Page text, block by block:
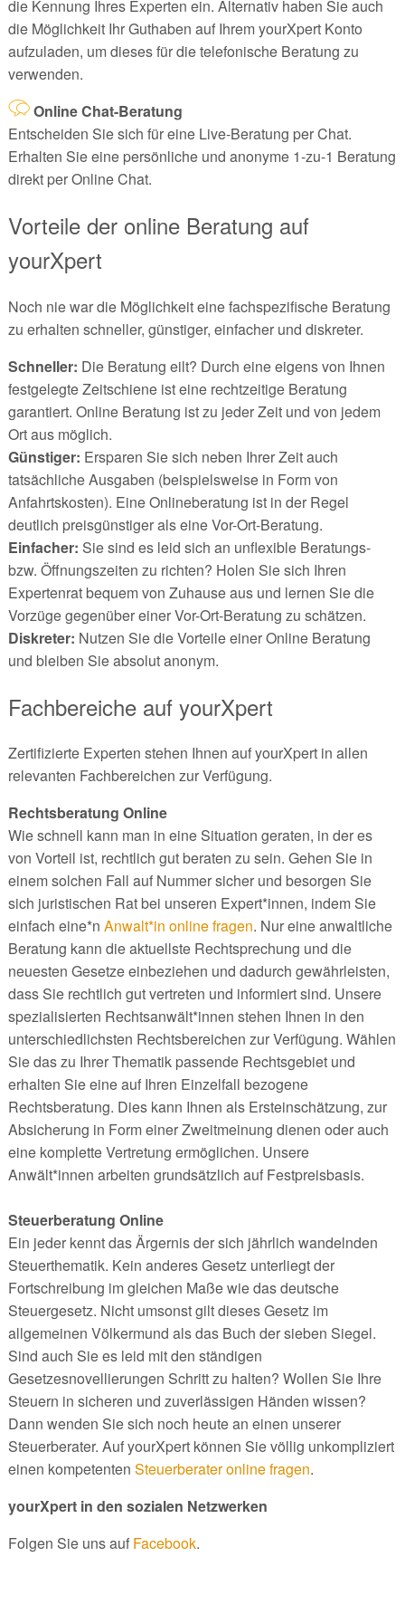
die Kennung Ihres Experten ein. Alternativ haben Sie auch
die Möglichkeit Ihr Guthaben auf Ihrem yourXpert Konto
aufzuladen, um dieses für die telefonische Beratung zu
verwenden.
Online Chat-Beratung
Entscheiden Sie sich für eine Live-Beratung per Chat.
Erhalten Sie eine persönliche und anonyme 1-zu-1 Beratung
direkt per Online Chat.
Vorteile der online Beratung auf
yourXpert
Noch nie war die Möglichkeit eine fachspezifische Beratung
zu erhalten schneller, günstiger, einfacher und diskreter.
Schneller: Die Beratung eilt? Durch eine eigens von Ihnen
festgelegte Zeitschiene ist eine rechtzeitige Beratung
garantiert. Online Beratung ist zu jeder Zeit und von jedem
Ort aus möglich.
Günstiger: Ersparen Sie sich neben Ihrer Zeit auch
tatsächliche Ausgaben (beispielsweise in Form von
Anfahrtskosten). Eine Onlineberatung ist in der Regel
deutlich preisgünstiger als eine Vor-Ort-Beratung.
Einfacher: Sie sind es leid sich an unflexible Beratungs-
bzw. Öffnungszeiten zu richten? Holen Sie sich Ihren
Expertenrat bequem von Zuhause aus und lernen Sie die
Vorzüge gegenüber einer Vor-Ort-Beratung zu schätzen.
Diskreter: Nutzen Sie die Vorteile einer Online Beratung
und bleiben Sie absolut anonym.
Fachbereiche auf yourXpert
Zertifizierte Experten stehen Ihnen auf yourXpert in allen
relevanten Fachbereichen zur Verfügung.
Rechtsberatung Online
Wie schnell kann man in eine Situation geraten, in der es
von Vorteil ist, rechtlich gut beraten zu sein. Gehen Sie in
einem solchen Fall auf Nummer sicher und besorgen Sie
sich juristischen Rat bei unseren Expert*innen, indem Sie
einfach eine*n Anwalt*in online fragen. Nur eine anwaltliche
Beratung kann die aktuellste Rechtsprechung und die
neuesten Gesetze einbeziehen und dadurch gewährleisten,
dass Sie rechtlich gut vertreten und informiert sind. Unsere
spezialisierten Rechtsanwält*innen stehen Ihnen in den
unterschiedlichsten Rechtsbereichen zur Verfügung. Wählen
Sie das zu Ihrer Thematik passende Rechtsgebiet und
erhalten Sie eine auf Ihren Einzelfall bezogene
Rechtsberatung. Dies kann Ihnen als Ersteinschätzung, zur
Absicherung in Form einer Zweitmeinung dienen oder auch
eine komplette Vertretung ermöglichen. Unsere
Anwält*innen arbeiten grundsätzlich auf Festpreisbasis.
Steuerberatung Online
Ein jeder kennt das Ärgernis der sich jährlich wandelnden
Steuerthematik. Kein anderes Gesetz unterliegt der
Fortschreibung im gleichen Maße wie das deutsche
Steuergesetz. Nicht umsonst gilt dieses Gesetz im
allgemeinen Völkermund als das Buch der sieben Siegel.
Sind auch Sie es leid mit den ständigen
Gesetzesnovellierungen Schritt zu halten? Wollen Sie Ihre
Steuern in sicheren und zuverlässigen Händen wissen?
Dann wenden Sie sich noch heute an einen unserer
Steuerberater. Auf yourXpert können Sie völlig unkompliziert
einen kompetenten Steuerberater online fragen.
yourXpert in den sozialen Netzwerken
Folgen Sie uns auf Facebook.